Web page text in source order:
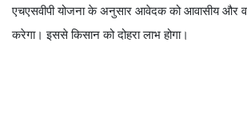
एचएसवीपी योजना के अनुसार आवेदक को आवासीय और
करेगा। इससे किसान को दोहरा लाभ होगा।